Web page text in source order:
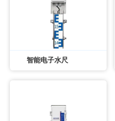
智能电子水尺